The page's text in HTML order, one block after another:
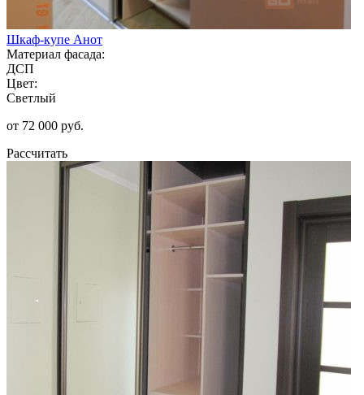
Шкаф-купе Анот
Материал фасада:
ДСП
Цвет:
Светлый
от 72 000 руб.
Рассчитать